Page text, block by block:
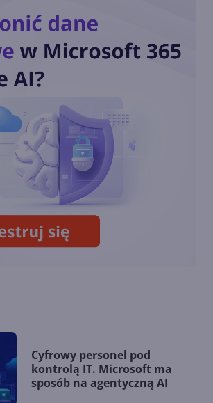
Microsoft Teams?
zespołu w Teams?
Jak utworzyć Zespół w Teams
na podstawie grupy usługi
Microsoft 365?
Cyfrowy personel pod
kontrolą IT. Microsoft ma
sposób na agentyczną AI